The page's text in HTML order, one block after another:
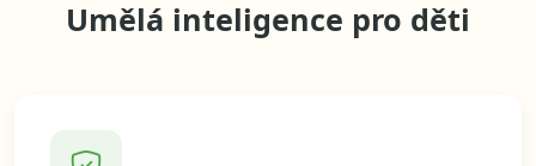
Umělá inteligence pro děti